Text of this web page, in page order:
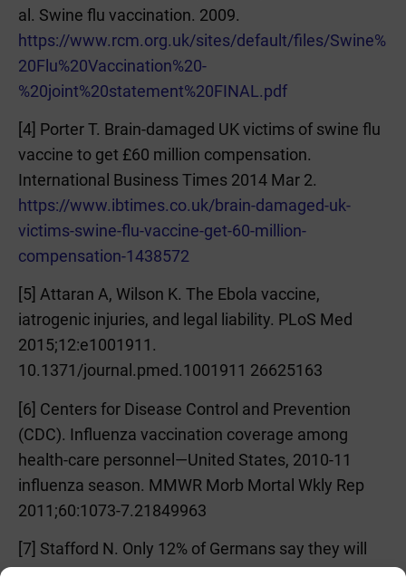
al. Swine flu vaccination. 2009.
https://www.rcm.org.uk/sites/default/files/Swine%
20Flu%20Vaccination%20-
%20joint%20statement%20FINAL.pdf
[4] Porter T. Brain-damaged UK victims of swine flu
vaccine to get £60 million compensation.
International Business Times 2014 Mar 2.
https://www.ibtimes.co.uk/brain-damaged-uk-
victims-swine-flu-vaccine-get-60-million-
compensation-1438572
[5] Attaran A, Wilson K. The Ebola vaccine,
iatrogenic injuries, and legal liability. PLoS Med
2015;12:e1001911.
10.1371/journal.pmed.1001911 26625163
[6] Centers for Disease Control and Prevention
(CDC). Influenza vaccination coverage among
health-care personnel—United States, 2010-11
influenza season. MMWR Morb Mortal Wkly Rep
2011;60:1073-7.21849963
[7] Stafford N. Only 12% of Germans say they will